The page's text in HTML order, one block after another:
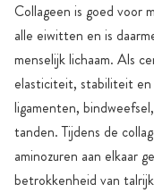
Collageen is goed voor
alle eiwitten en is
menselijk lichaam. Als
elasticiteit, stabiliteit en
ligamenten,
tanden. Tijdens de
aminozuren aan elkaar
betrokkenheid van